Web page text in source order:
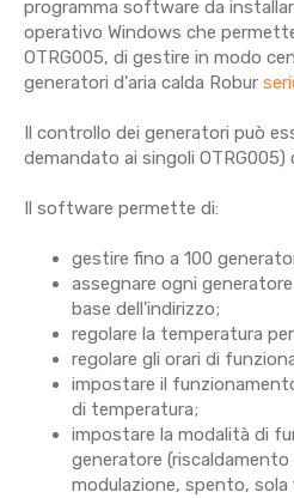
programma software da
operativo Windows che
OTRG005, di gestire in modo
generatori d'aria calda Robur
Il controllo dei generatori può
demandato ai singoli
Il software permette di:
gestire fino a 100
assegnare ogni
base dell'indirizzo;
regolare la temperatura
regolare gli orari di
impostare il
di temperatura;
impostare la modalità di
generatore
modulazione, spento, sola